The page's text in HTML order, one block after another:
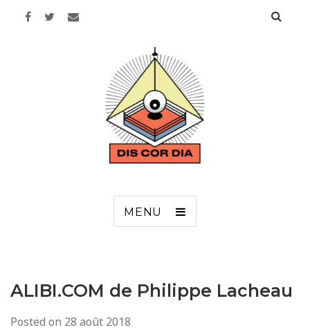
MENU
ALIBI.COM de Philippe Lacheau
Posted on 28 août 2018